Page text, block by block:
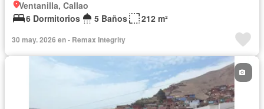
Ventanilla, Callao
6 Dormitorios
5 Baños 212 m²
30 may. 2026 en - Remax Integrity